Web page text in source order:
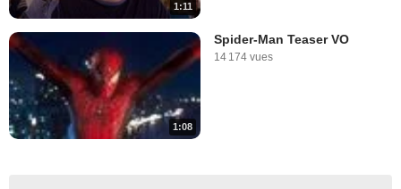
1:11
1:08
Spider-Man Teaser VO
14 174 vues